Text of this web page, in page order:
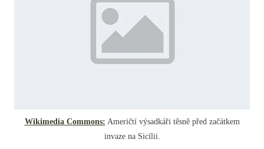
Wikimedia Commons: Američtí výsadkáři těsně před začátkem
invaze na Sicílii.